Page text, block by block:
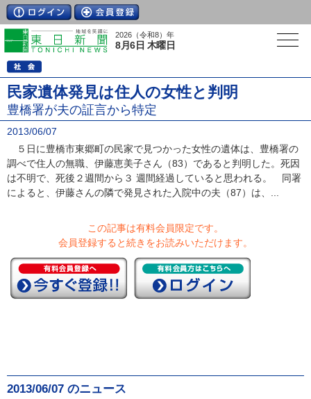
2026（令和8）年
8月6日 木曜日
民家遺体発見は住人の女性と判明
豊橋署が夫の証言から特定
2013/06/07
５日に豊橋市東郷町の民家で見つかった女性の遺体は、豊橋署の
調べで住人の無職、伊藤恵美子さん（83）であると判明した。死因
は不明で、死後２週間から３ 週間経過していると思われる。 同署
によると、伊藤さんの隣で発見された入院中の夫（87）は、...
この記事は有料会員限定です。
会員登録すると続きをお読みいただけます。
2013/06/07 のニュース